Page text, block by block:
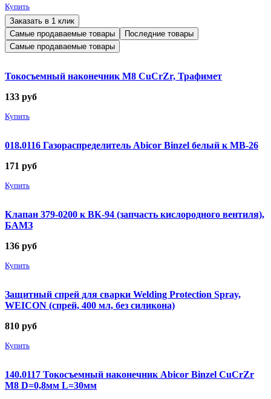
Купить
Заказать в 1 клик
Самые продаваемые товары
Последние товары
Самые продаваемые товары
Токосъемный наконечник М8 CuCrZr, Трафимет
133 руб
Купить
018.0116 Газораспределитель Abicor Binzel белый к MB-26
171 руб
Купить
Клапан 379-0200 к ВК-94 (запчасть кислородного вентиля),
БАМЗ
136 руб
Купить
Защитный спрей для сварки Welding Protection Spray,
WEICON (спрей, 400 мл, без силикона)
810 руб
Купить
140.0117 Токосъемный наконечник Abicor Binzel CuCrZr
М8 D=0,8мм L=30мм